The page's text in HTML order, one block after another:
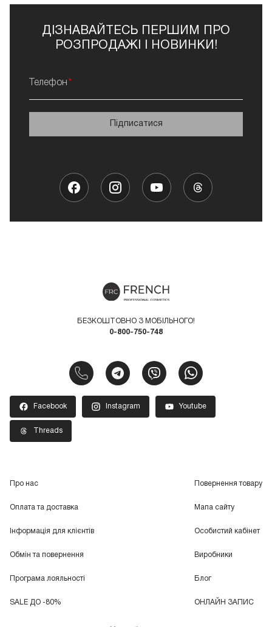
ДІЗНАВАЙТЕСЬ ПЕРШИМ ПРО
РОЗПРОДАЖІ І НОВИНКИ!
Телефон
Підписатися
БЕЗКОШТОВНО З МОБІЛЬНОГО!
0-800-750-748
Facebook Instagram Youtube
Threads
Про нас
Оплата та доставка
Інформація для клієнтів
Обмін та повернення
Програма лояльності
SALE ДО -80%
Повернення товару
Мапа сайту
Особистий кабінет
Виробники
Блог
ОНЛАЙН ЗАПИС